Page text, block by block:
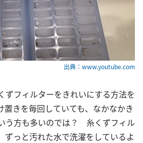
出典：www.youtube.com
ずフィルターをきれいにする方法を
置きを毎回していても、なかなかき
う方も多いのでは？ 糸くずフィル
ずっと汚れた水で洗濯をしているよ